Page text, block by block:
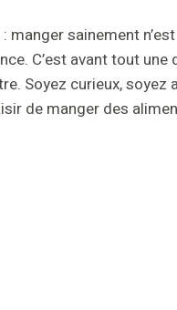
: manger sainement
C’est avant tout une
Soyez curieux, soyez
de manger des